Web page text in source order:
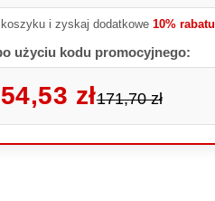
i zyskaj dodatkowe 10% rabatu
użyciu kodu promocyjnego:
zł171,70 zł